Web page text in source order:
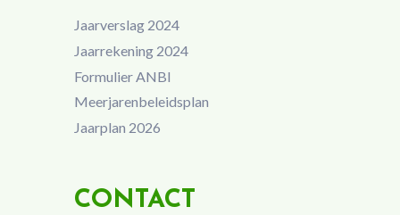
Jaarverslag 2024
Jaarrekening 2024
Formulier ANBI
Meerjarenbeleidsplan
Jaarplan 2026
CONTACT